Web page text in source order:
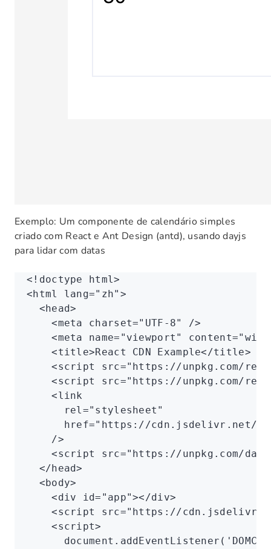
Exemplo: Um componente de calendário simples
criado com React e Ant Design (antd), usando dayjs
para lidar com datas
<! doctype html>
<html lang="zh" >
  <
head>
    <
meta charset="UTF-8"
/>
    <
meta name= "viewport" content=
    <
title>React CDN Example</title>
    <
script src="https://unpkg.com/
    <
script src="https://unpkg.com/
    <
link
      rel
="stylesheet"
      href
="https://cdn.jsdelivr.net/
    />
    <
script src="https://unpkg.com/
  </
head>
  <
body>
    <
div id= "app"></div>
    <
script src="https://
    <
script>
      document
.addEventListener (